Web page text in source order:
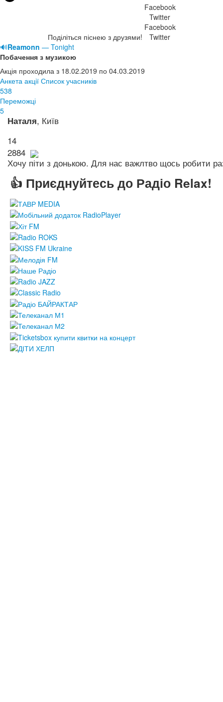
Поділіться піснею з друзями!
Facebook
Twitter
Facebook
Twitter
🔊Reamonn — Tonight
Побачення з музикою
Акція проходила з 18.02.2019 по 04.03.2019
Анкета акції Список учасників
538
Переможці
5
Наталя, Київ
14
2884
Хочу піти з донькою. Для нас важлтво щось робити
👍 Приєднуйтесь до Радіо Relax!